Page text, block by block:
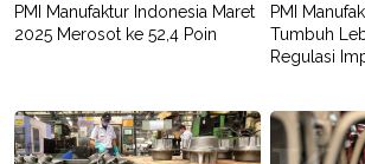
N
T
S
JARINGAN
PMI Manufaktur Indonesia Maret
2025 Merosot ke 52,4 Poin
PMI
Tumbuh
Regulasi